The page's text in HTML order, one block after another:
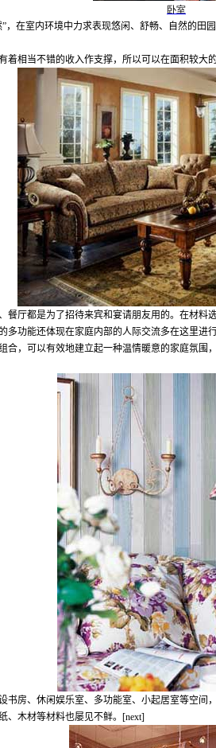
卧室
”，在室内环境中力求表现悠闲、舒畅、自然的田
相当不错的收入作支撑，所以可以在面积较
厅都是为了招待来宾和宴请朋友用的。在材
功能还体现在家庭内部的人际交流多在这里进
，可以有效地建立起一种温情暖意的家庭氛
房、休闲娱乐室、多功能室、小起居室等空
木材等材料也屡见不鲜。 [next]